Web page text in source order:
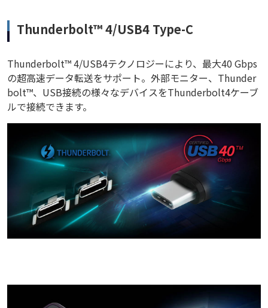
Thunderbolt™ 4/USB4 Type-C
Thunderbolt™ 4/USB4テクノロジーにより、最大40 Gbps
の超高速データ転送をサポート。外部モニター、Thunder
bolt™、USB接続の様々なデバイスをThunderbolt4ケーブ
ルで接続できます。